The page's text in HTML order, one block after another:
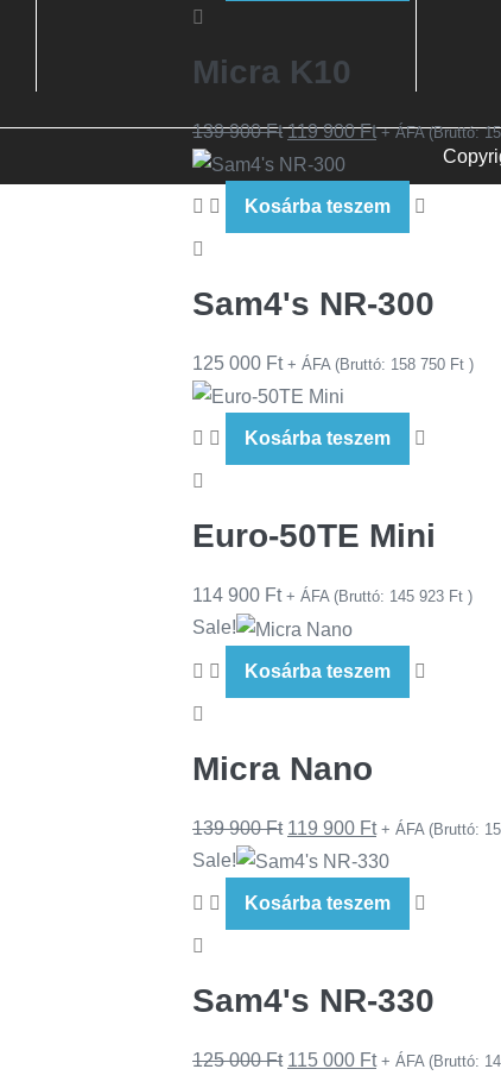
Micra K10
139 900Ft 119 900Ft + ÁFA (Bruttó:
Kosárba teszem
Sam4's NR-300
125 000 Ft + ÁFA (Bruttó: 158 750 Ft )
Kosárba teszem
Euro-50TE Mini
114 900 Ft + ÁFA (Bruttó: 145 923 Ft )
Sale!
Kosárba teszem
Micra Nano
139 900Ft 119 900 Ft + ÁFA (Bruttó:
Sale!
Kosárba teszem
Sam4's NR-330
125 000Ft 115 000 Ft + ÁFA (Bruttó: